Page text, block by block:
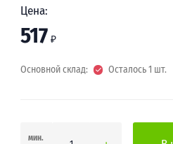
Цена:
517 ₽
Основной склад: Осталось 1 шт.
мин.